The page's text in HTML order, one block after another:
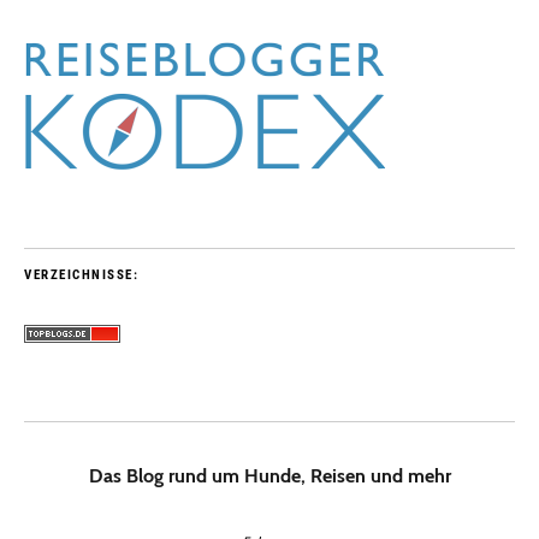
VERZEICHNISSE:
Das Blog rund um Hunde, Reisen und mehr